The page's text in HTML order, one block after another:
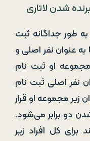
شدن لاتاری
طور جداگانه ثبت
عنوان نفر اصلی و
مجموعه او ثبت نام
نفر اصلی ثبت نام
زیر مجموعه او قرار
دو برابر می‌شود.
برای کل افراد زیر